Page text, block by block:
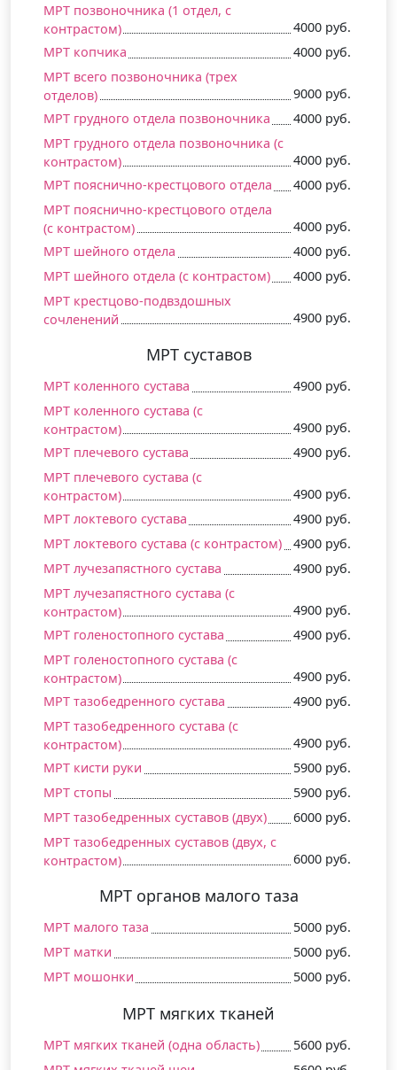
МРТ позвоночника (1 отдел, c
контрастом)
4000 руб.
МРТ копчика
4000 руб.
МРТ всего позвоночника (трех
отделов)
9000 руб.
МРТ грудного отдела позвоночника
4000 руб.
МРТ грудного отдела позвоночника (c
контрастом)
4000 руб.
МРТ пояснично-крестцового отдела
4000 руб.
МРТ пояснично-крестцового отдела
(c контрастом)
4000 руб.
МРТ шейного отдела
4000 руб.
МРТ шейного отдела (c контрастом)
4000 руб.
МРТ крестцово-подвздошных
сочленений
4900 руб.
МРТ суставов
МРТ коленного сустава
4900 руб.
МРТ коленного сустава (c
контрастом)
4900 руб.
МРТ плечевого сустава
4900 руб.
МРТ плечевого сустава (c
контрастом)
4900 руб.
МРТ локтевого сустава
4900 руб.
МРТ локтевого сустава (c контрастом)
4900 руб.
МРТ лучезапястного сустава
4900 руб.
МРТ лучезапястного сустава (c
контрастом)
4900 руб.
МРТ голеностопного сустава
4900 руб.
МРТ голеностопного сустава (c
контрастом)
4900 руб.
МРТ тазобедренного сустава
4900 руб.
МРТ тазобедренного сустава (c
контрастом)
4900 руб.
МРТ кисти руки
5900 руб.
МРТ стопы
5900 руб.
МРТ тазобедренных суставов (двух)
6000 руб.
МРТ тазобедренных суставов (двух, c
контрастом)
6000 руб.
МРТ органов малого таза
МРТ малого таза
5000 руб.
МРТ матки
5000 руб.
МРТ мошонки
5000 руб.
МРТ мягких тканей
МРТ мягких тканей (одна область)
5600 руб.